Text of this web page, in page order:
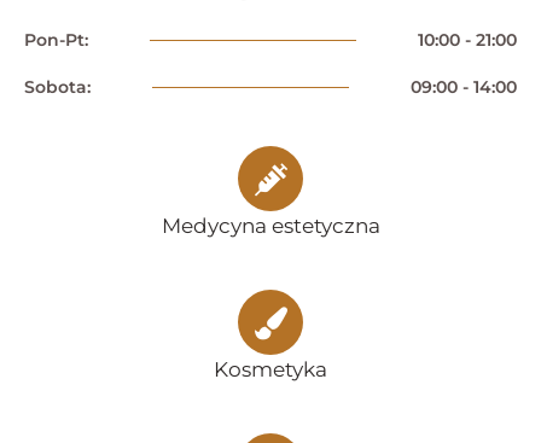
Pon-Pt: 10:00 - 21:00
Sobota: 09:00 - 14:00
Medycyna estetyczna
Kosmetyka